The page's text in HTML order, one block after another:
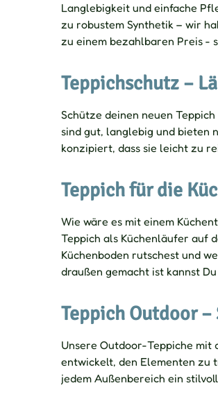
Langlebigkeit und einfache
zu robustem Synthetik – wir
zu einem bezahlbaren Preis -
Teppichschutz –
Schütze deinen neuen
sind gut, langlebig und bieten
konzipiert, dass sie leicht zu
Teppich für die
Wie wäre es mit einem
Teppich als Küchenläufer auf
Küchenboden rutschest und
draußen gemacht ist kannst
Teppich Outdoor
Unsere Outdoor-Teppiche mit
entwickelt, den Elementen zu
jedem Außenbereich ein